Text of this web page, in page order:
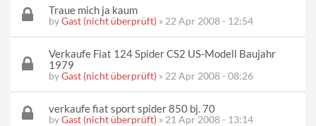
Traue mich ja kaum
byGast (nicht überprüft) » 22 Apr 2008 - 12:54
Verkaufe Fiat 124 Spider CS2 US-Modell Baujahr
1979
byGast (nicht überprüft) » 22 Apr 2008 - 08:26
verkaufe fiat sport spider 850 bj. 70
byGast (nicht überprüft) » 21 Apr 2008 - 13:14